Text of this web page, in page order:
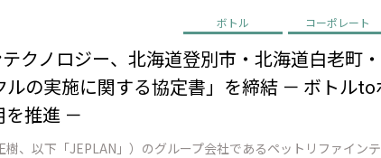
ボトル コーポレート
クノロジー、北海道登別市・北海道白老町
の実施に関する協定書」を締結 － ボトル
推進 －